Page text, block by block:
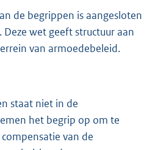
de begrippen is aangesloten
wet geeft structuur aan
van armoedebeleid.
staat niet in de
het begrip op om te
van de